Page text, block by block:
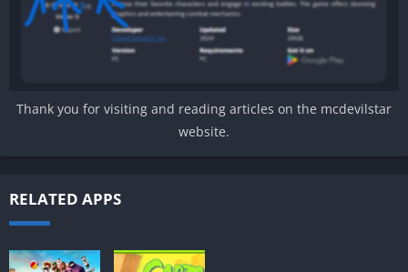
Thank you for visiting and reading articles on the mcdevilstar
website.
RELATED APPS